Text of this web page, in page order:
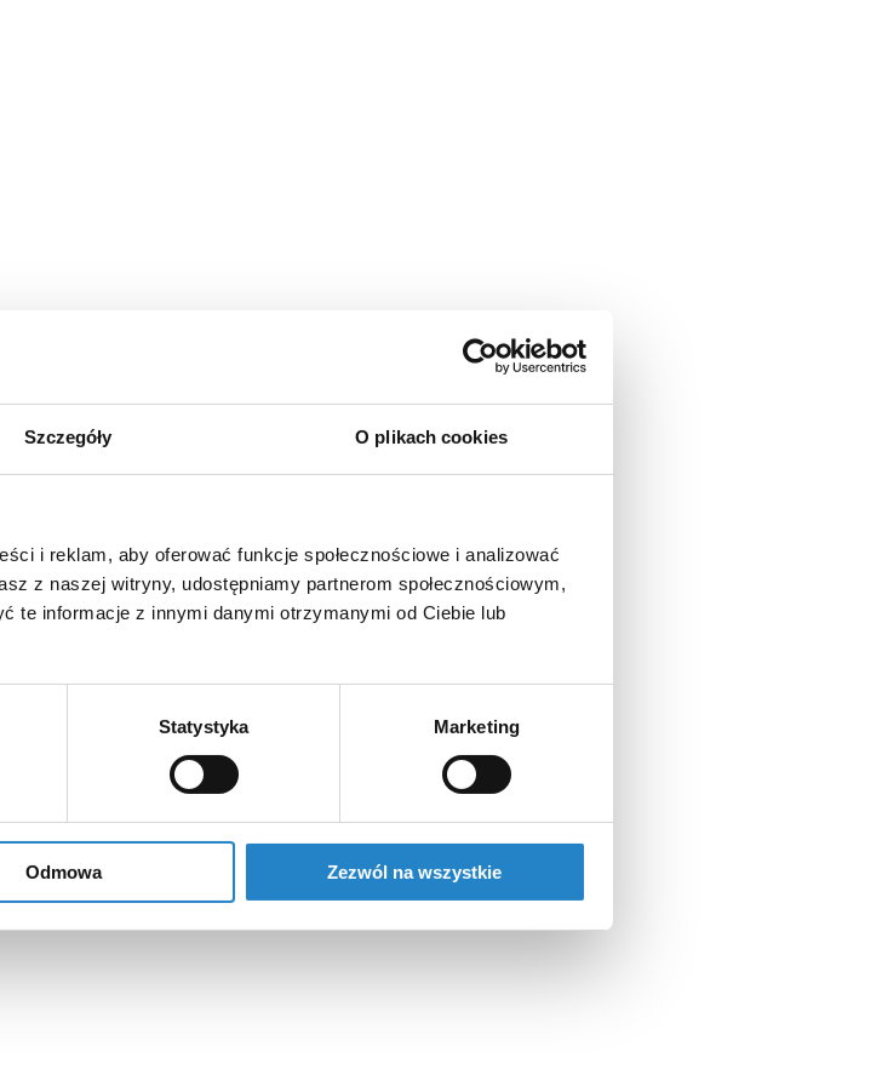
Szczegóły O plikach cookies
i reklam, aby oferować funkcje społecznościowe i analizować
z naszej witryny, udostępniamy partnerom społecznościowym,
te informacje z innymi danymi otrzymanymi od Ciebie lub
Statystyka Marketing
Odmowa Zezwól na wszystkie